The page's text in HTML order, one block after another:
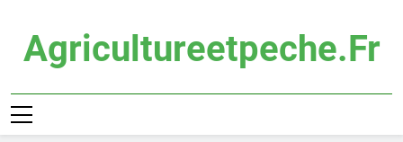
contentAgricultureetpeche.fr